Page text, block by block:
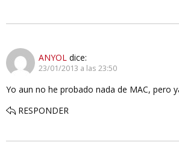
ANYOL dice:
23/01/2013 a las 23:50
Yo aun no he probado nada de MAC, pero
RESPONDER